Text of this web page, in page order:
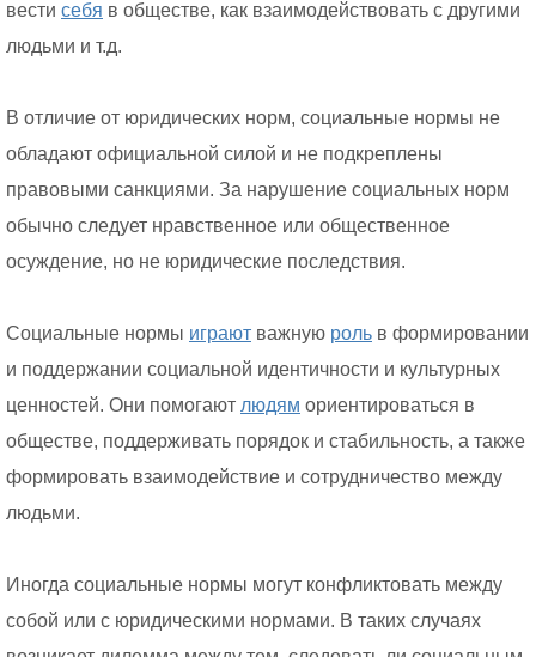
вести себя в обществе, как взаимодействовать с другими
людьми и т.д.
В отличие от юридических норм, социальные нормы не
обладают официальной силой и не подкреплены
правовыми санкциями. За нарушение социальных норм
обычно следует нравственное или общественное
осуждение, но не юридические последствия.
Социальные нормы играют важную роль в формировании
и поддержании социальной идентичности и культурных
ценностей. Они помогают людям ориентироваться в
обществе, поддерживать порядок и стабильность, а также
формировать взаимодействие и сотрудничество между
людьми.
Иногда социальные нормы могут конфликтовать между
собой или с юридическими нормами. В таких случаях